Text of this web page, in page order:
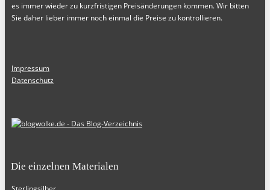
es immer wieder zu kurzfristigen Preisänderungen kommen. Wir bitten
Sie daher lieber immer noch einmal die Preise zu kontrollieren.
Impressum
Datenschutz
Die einzelnen Materialen